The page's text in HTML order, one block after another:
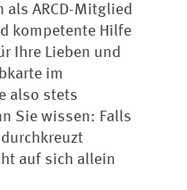
als ARCD-Mitglied
kompetente Hilfe
Ihre Lieben und
im
also stets
Sie wissen: Falls
durchkreuzt
auf sich allein